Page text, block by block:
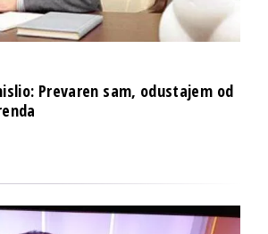
Prevaren sam, odustajem od